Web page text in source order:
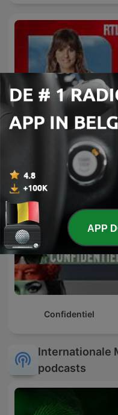
Un jour, une vie
Confidentiel
Internationale
podcasts
APP